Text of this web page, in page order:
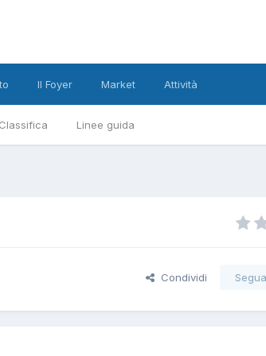
Classifica Linee guida
Il Foyer Market Attività
Condividi